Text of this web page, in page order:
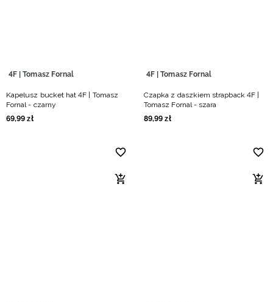
4F | Tomasz Fornal
Kapelusz bucket hat 4F | Tomasz
Fornal - czarny
69,99 zł
4F | Tomasz Fornal
Czapka z daszkiem strapback 4F |
Tomasz Fornal - szara
89,99 zł
Słowacki / EUR
Ukraiński / UAH